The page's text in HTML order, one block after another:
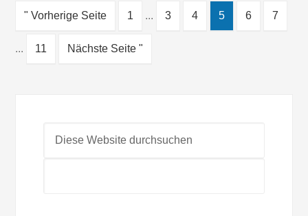
" Vorherige Seite 1 ... 3 4 5 6 7
... 11 Nächste Seite "